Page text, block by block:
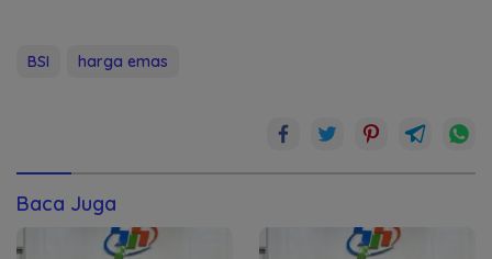
BSI harga emas
Baca Juga